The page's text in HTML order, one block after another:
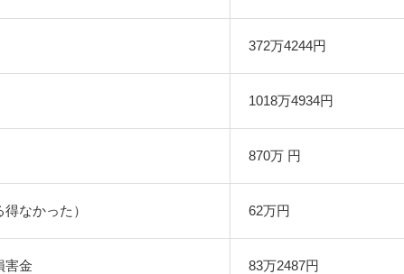
372万4244円
1018万4934円
870万 円
なかった） 62万円
害金 83万2487円